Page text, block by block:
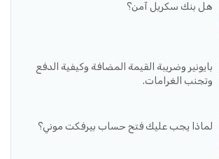
هل بنك سكريل آمن؟
بايونير وضريبة القيمة المضافة وكيفية الدفع
وتجنب الغرامات.
لماذا يجب عليك فتح حساب بيرفكت موني؟